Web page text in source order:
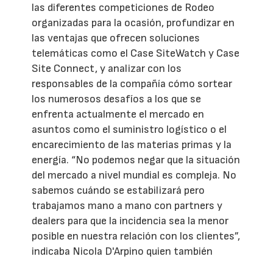
las diferentes competiciones de Rodeo
organizadas para la ocasión, profundizar en
las ventajas que ofrecen soluciones
telemáticas como el Case SiteWatch y Case
Site Connect, y analizar con los
responsables de la compañía cómo sortear
los numerosos desafíos a los que se
enfrenta actualmente el mercado en
asuntos como el suministro logístico o el
encarecimiento de las materias primas y la
energía. “No podemos negar que la situación
del mercado a nivel mundial es compleja. No
sabemos cuándo se estabilizará pero
trabajamos mano a mano con partners y
dealers para que la incidencia sea la menor
posible en nuestra relación con los clientes”,
indicaba Nicola D'Arpino quien también